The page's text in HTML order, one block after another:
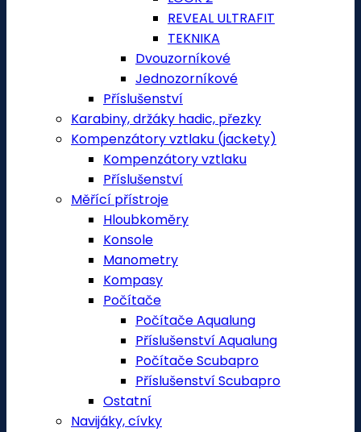
REVEAL ULTRAFIT
TEKNIKA
Dvouzorníkové
Jednozorníkové
Příslušenství
Karabiny, držáky hadic, přezky
Kompenzátory vztlaku (jackety)
Kompenzátory vztlaku
Příslušenství
Měřící přístroje
Hloubkoměry
Konsole
Manometry
Kompasy
Počítače
Počítače Aqualung
Příslušenství Aqualung
Počítače Scubapro
Příslušenství Scubapro
Ostatní
Navijáky, cívky